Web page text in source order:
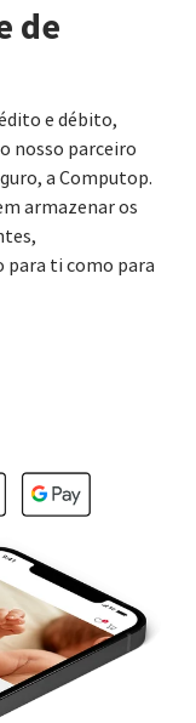
de
e débito,
nosso parceiro
a Computop.
armazenar os
ti como para